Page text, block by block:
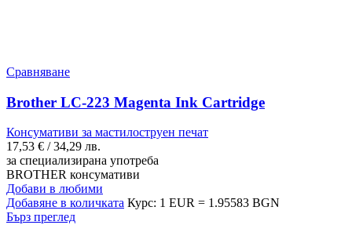
Сравняване
Brother LC-223 Magenta Ink Cartridge
Консумативи за мастилоструен печат
17,53 € / 34,29 лв.
за специализирана употреба
BROTHER консумативи
Добави в любими
Добавяне в количката Курс: 1 EUR = 1.95583 BGN
Бърз преглед